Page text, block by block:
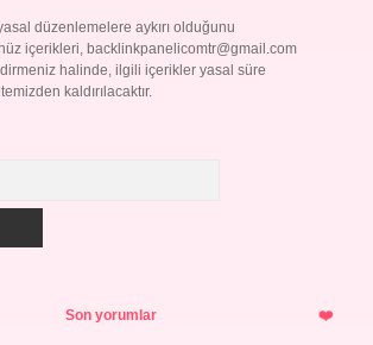
düzenlemelere aykırı olduğunu
içerikleri, backlinkpanelicomtr@gmail.com
halinde, ilgili içerikler yasal süre
kaldırılacaktır.
Son yorumlar